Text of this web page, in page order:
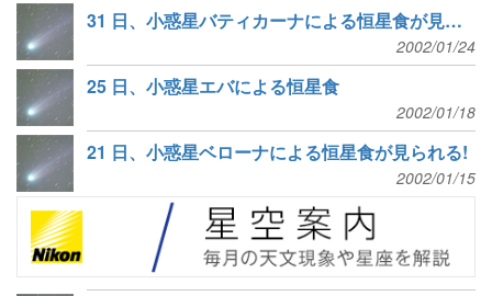
31 日、小惑星バティカーナによる恒星食が見られる!
2002/01/24
25 日、小惑星エバによる恒星食
2002/01/18
21 日、小惑星ベローナによる恒星食が見られる!
2002/01/15